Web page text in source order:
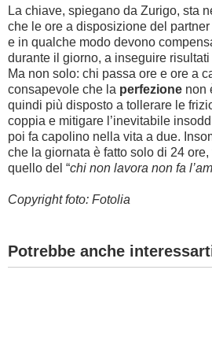
La chiave, spiegano da Zurigo, sta
che le ore a disposizione del
e in qualche modo devono
durante il giorno, a inseguire
Ma non solo: chi passa ore e ore a
consapevole che la perfezione non
quindi più disposto a tollerare le
coppia e mitigare l’inevitabile
poi fa capolino nella vita a due.
che la giornata è fatto solo di 24
quello del “chi non lavora non fa
Copyright foto: Fotolia
Potrebbe anche